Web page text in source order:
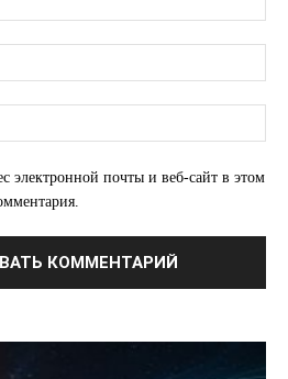
электронной почты и веб-сайт в этом